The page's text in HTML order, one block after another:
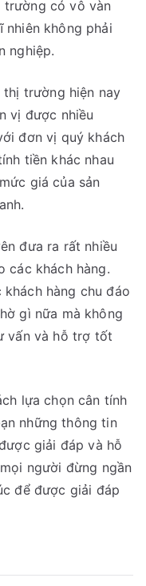
trường có vô vàn
nhiên không phải
nghiệp.
trường hiện nay
vị được nhiều
đơn vị quý khách
tiền khác nhau
giá của sản
đưa ra rất nhiều
các khách hàng.
hàng chu đáo
gì nữa mà không
vấn và hỗ trợ tốt
lựa chọn cân tính
những thông tin
giải đáp và hỗ
mọi người đừng ngần
để được giải đáp